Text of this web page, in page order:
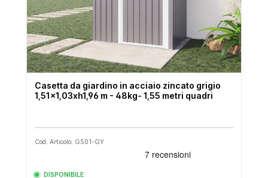
Casetta da giardino in acciaio zincato grigio
1,51x1,03xh1,96 m - 48kg- 1,55 metri quadri
Cod. Articolo: GS01-GY
DISPONIBILE